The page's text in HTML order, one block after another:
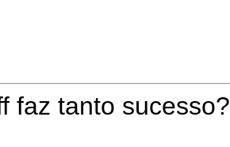
faz tanto sucesso?